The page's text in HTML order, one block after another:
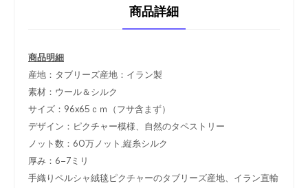
商品詳細
商品明細
産地：タブリーズ産地：イラン製
素材：ウール＆シルク
サイズ：96x65ｃｍ（フサ含まず）
デザイン：ピクチャー模様、自然のタペストリー
ノット数：60万ノット,縦糸シルク
厚み：6-7ミリ
手織りペルシャ絨毯ピクチャーのタブリーズ産地、イラン直輸